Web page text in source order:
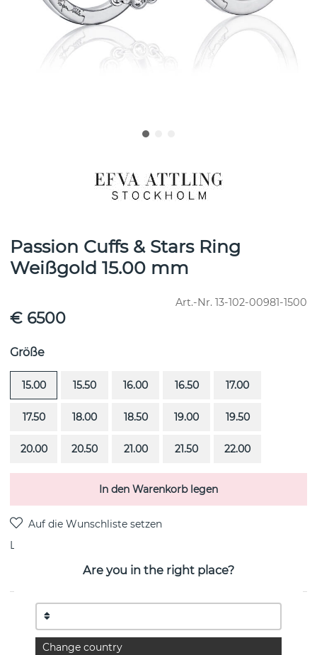
Passion Cuffs & Stars Ring
Weißgold 15.00 mm
Art.-Nr. 13-102-00981-1500
€ 6500
Größe
15.00 15.50 16.00 16.50 17.00
17.50 18.00 18.50 19.00 19.50
20.00 20.50 21.00 21.50 22.00
In den Warenkorb legen
Lieferung:
PRODUKTBESCHREIBUNG
Passion Cuffs & Stars ist ein 18k Weißgold Ring von der
schwedischen Marke Efva Attling
Are you in the right place?
Change country